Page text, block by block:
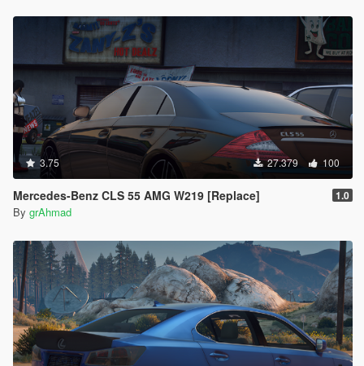
3.75 27.379 100
Mercedes-Benz CLS 55 AMG W219 [Replace] 1.0
By grAhmad